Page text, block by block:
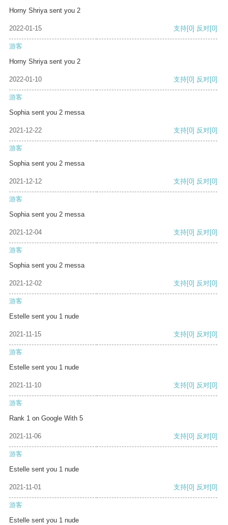
Horny Shriya sent you 2
2022-01-15 支持[0] 反对[0]
游客
Horny Shriya sent you 2
2022-01-10 支持[0] 反对[0]
游客
Sophia sent you 2 messa
2021-12-22 支持[0] 反对[0]
游客
Sophia sent you 2 messa
2021-12-12 支持[0] 反对[0]
游客
Sophia sent you 2 messa
2021-12-04 支持[0] 反对[0]
游客
Sophia sent you 2 messa
2021-12-02 支持[0] 反对[0]
游客
Estelle sent you 1 nude
2021-11-15 支持[0] 反对[0]
游客
Estelle sent you 1 nude
2021-11-10 支持[0] 反对[0]
游客
Rank 1 on Google With 5
2021-11-06 支持[0] 反对[0]
游客
Estelle sent you 1 nude
2021-11-01 支持[0] 反对[0]
游客
Estelle sent you 1 nude